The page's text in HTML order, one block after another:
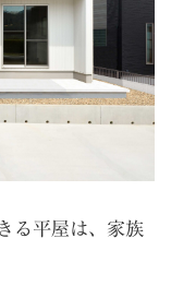
る平屋は、家族